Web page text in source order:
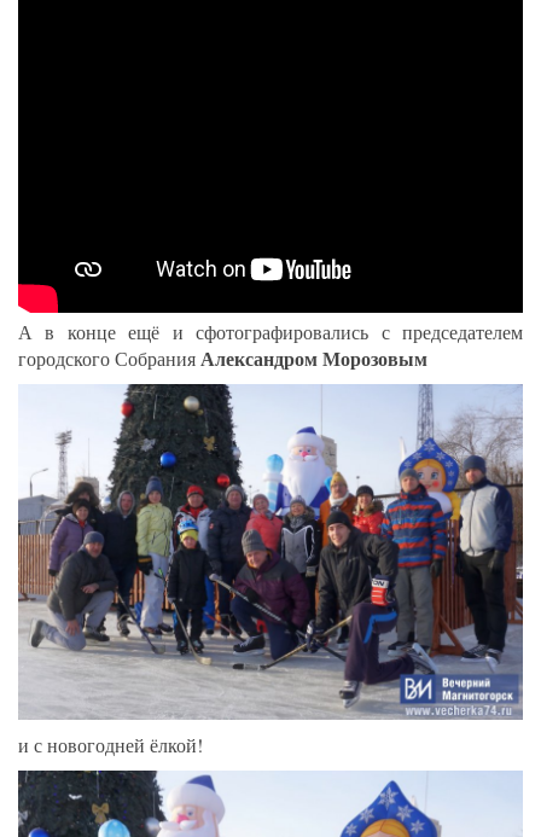
А в конце ещё и сфотографировались с председателем
городского СобранияАлександром Морозовым
и с новогодней ёлкой!